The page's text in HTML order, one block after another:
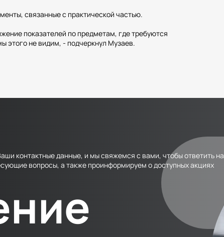
связанные с практической частью.
показателей по предметам, где требуются
этого не видим, - подчеркнул Музаев.
контактные данные, и мы свяжемся с вами, чтобы ответить на
вопросы, а также проинформируем о доступных акциях